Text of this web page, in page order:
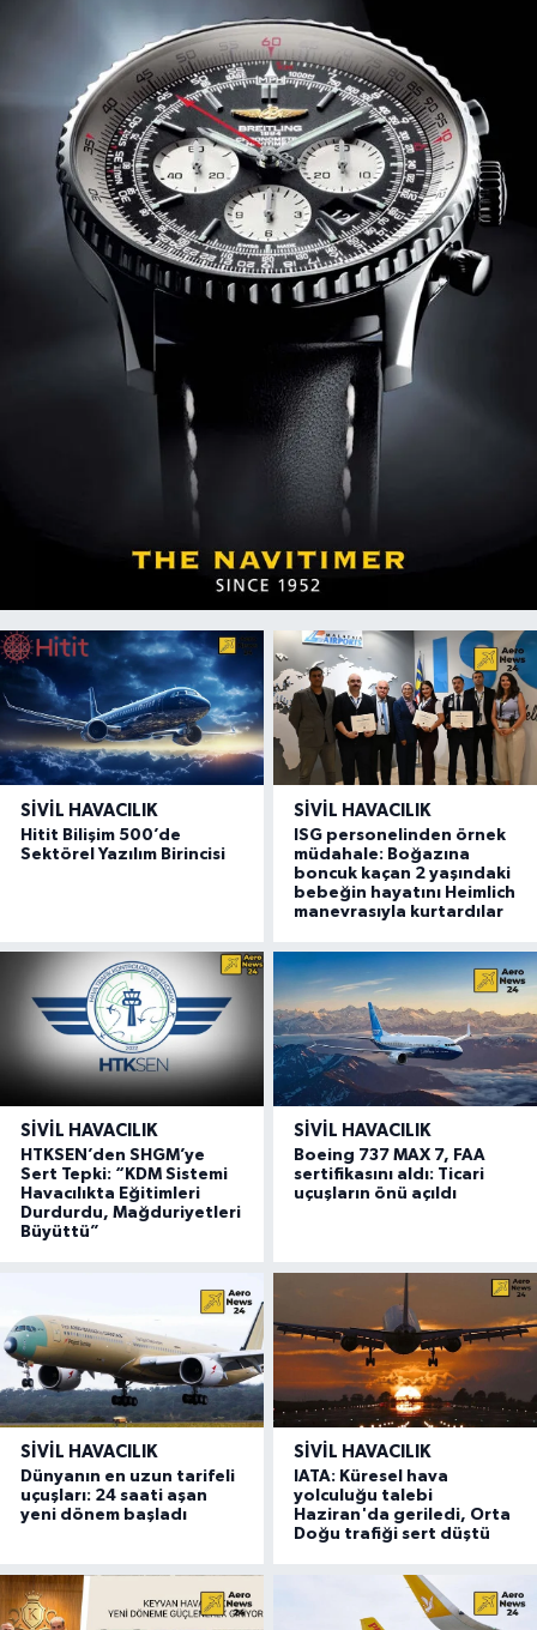
SIVIL HAVACILIK
Hitit Bilişim 500’de
Sektörel Yazılım Birincisi
SIVIL HAVACILIK
ISG personelinden örnek
müdahale: Boğazına
boncuk kaçan 2 yaşındaki
bebeğin hayatını Heimlich
manevrasıyla kurtardılar
SIVIL HAVACILIK
HTKSEN’den SHGM’ye
Sert Tepki: “KDM Sistemi
Havacılıkta Eğitimleri
Durdurdu, Mağduriyetleri
Büyüttü”
SIVIL HAVACILIK
Boeing 737 MAX 7, FAA
sertifikasını aldı: Ticari
uçuşların önü açıldı
SIVIL HAVACILIK
Dünyanın en uzun tarifeli
uçuşları: 24 saati aşan
yeni dönem başladı
SIVIL HAVACILIK
IATA: Küresel hava
yolculuğu talebi
Haziran'da geriledi, Orta
Doğu trafiği sert düştü